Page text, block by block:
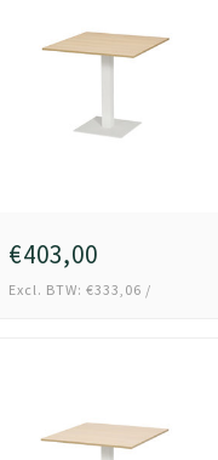
€403,00
Excl. BTW: €333,06 /